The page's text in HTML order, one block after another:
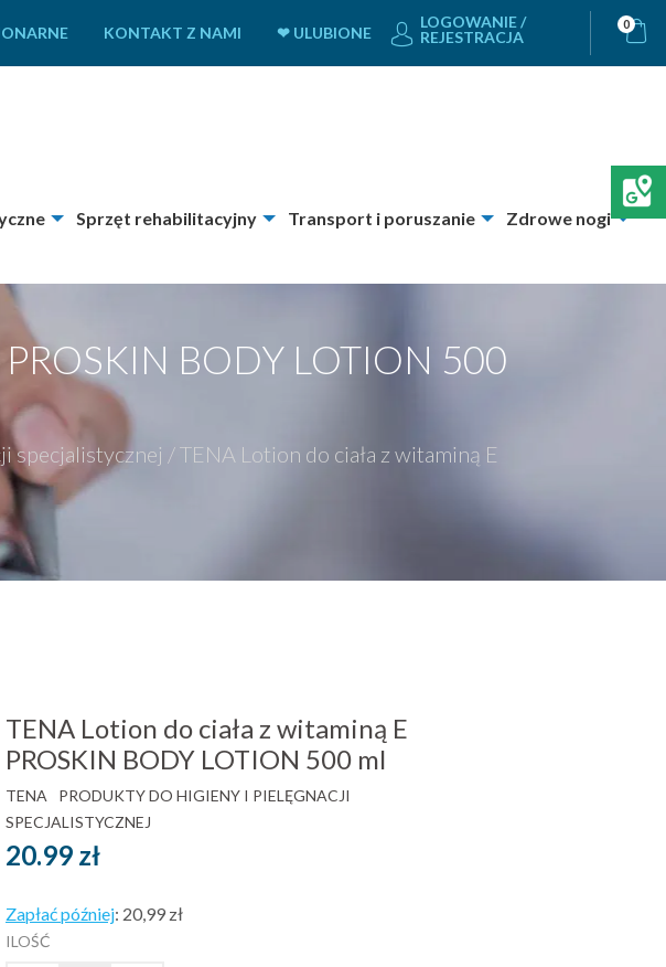
KONTAKT Z NAMI ❤ ULUBIONE
LOGOWANIE /
REJESTRACJA
0
Sprzęt rehabilitacyjny Transport i poruszanie
Zdrowe nogi
BODY LOTION 500
specjalistycznej /TENA Lotion do ciała z witaminą E
TENA Lotion do ciała z witaminą E
PROSKIN BODY LOTION 500 ml
TENA
PRODUKTY DO HIGIENY I PIELĘGNACJI
SPECJALISTYCZNEJ
20.99 zł
Zapłać później: 20,99 zł
ILOŚĆ